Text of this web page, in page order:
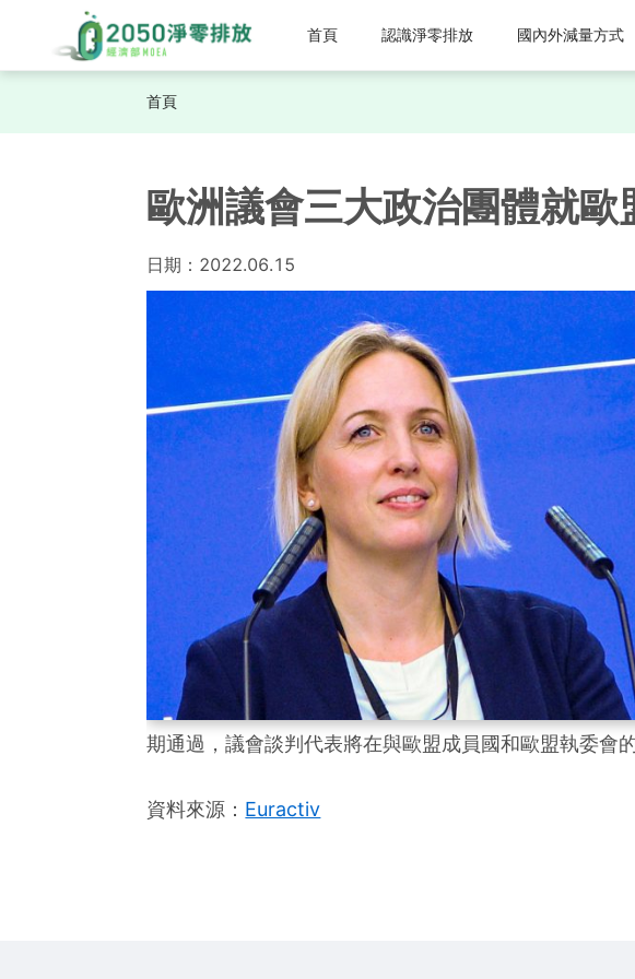
首頁 認識淨零排放 國內外減量方式
首頁
歐洲議會三大政治團體就
日期： 2022.06.15
期通過，議會談判代表將在與歐盟成員國和歐盟執委會
資料來源： Euractiv